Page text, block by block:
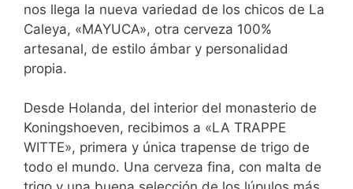
nos llega la nueva variedad de los chicos de La
Caleya, «MAYUCA», otra cerveza 100%
artesanal, de estilo ámbar y personalidad
propia.
Desde Holanda, del interior del monasterio de
Koningshoeven, recibimos a «LA TRAPPE
WITTE», primera y única trapense de trigo de
todo el mundo. Una cerveza fina, con malta de